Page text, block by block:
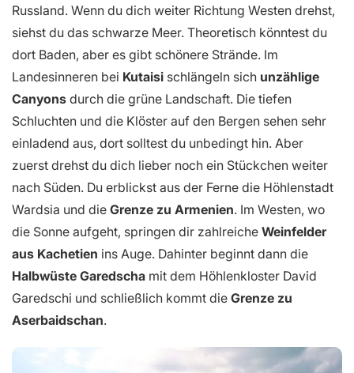
Russland. Wenn du dich weiter Richtung Westen drehst,
siehst du das schwarze Meer. Theoretisch könntest du
dort Baden, aber es gibt schönere Strände. Im
Landesinneren bei Kutaisi schlängeln sich unzählige
Canyons durch die grüne Landschaft. Die tiefen
Schluchten und die Klöster auf den Bergen sehen sehr
einladend aus, dort solltest du unbedingt hin. Aber
zuerst drehst du dich lieber noch ein Stückchen weiter
nach Süden. Du erblickst aus der Ferne die Höhlenstadt
Wardsia und die Grenze zu Armenien. Im Westen, wo
die Sonne aufgeht, springen dir zahlreiche Weinfelder
aus Kachetien ins Auge. Dahinter beginnt dann die
Halbwüste Garedscha mit dem Höhlenkloster David
Garedschi und schließlich kommt die Grenze zu
Aserbaidschan.